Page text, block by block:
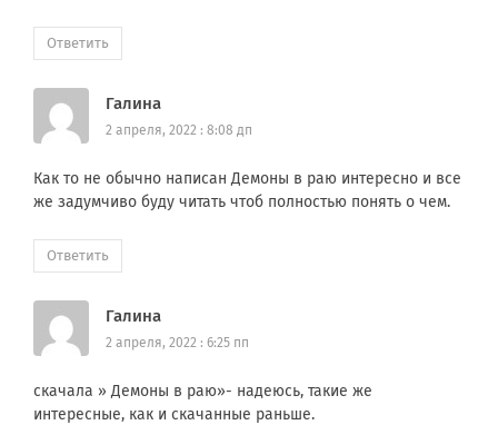
Ответить
Галина
2 апреля, 2022 : 8:08 дп
Как то не обычно написан Демоны в раю интересно и все
же задумчиво буду читать чтоб полностью понять о чем.
Ответить
Галина
2 апреля, 2022 : 6:25 пп
скачала » Демоны в раю»- надеюсь, такие же
интересные, как и скачанные раньше.